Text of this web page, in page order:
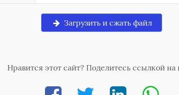
Загрузить и сжать файл
Нравится этот сайт? Поделитесь ссылкой на